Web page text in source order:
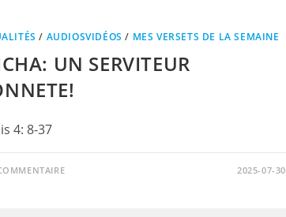
/ AUDIOSVIDÉOS / MES VERSETS DE LA SEMAINE
UN SERVITEUR
4: 8-37
2025-07-30